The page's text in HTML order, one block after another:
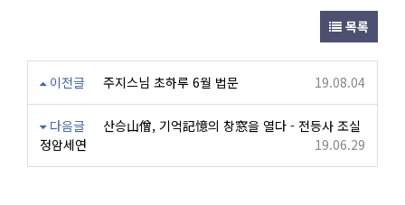
목록
이전글 주지스님 초하루 6월 법문 19.08.04
다음글
산승山僧, 기억記憶의 창窓을 열다 - 전등사 조실
정암세연
19.06.29